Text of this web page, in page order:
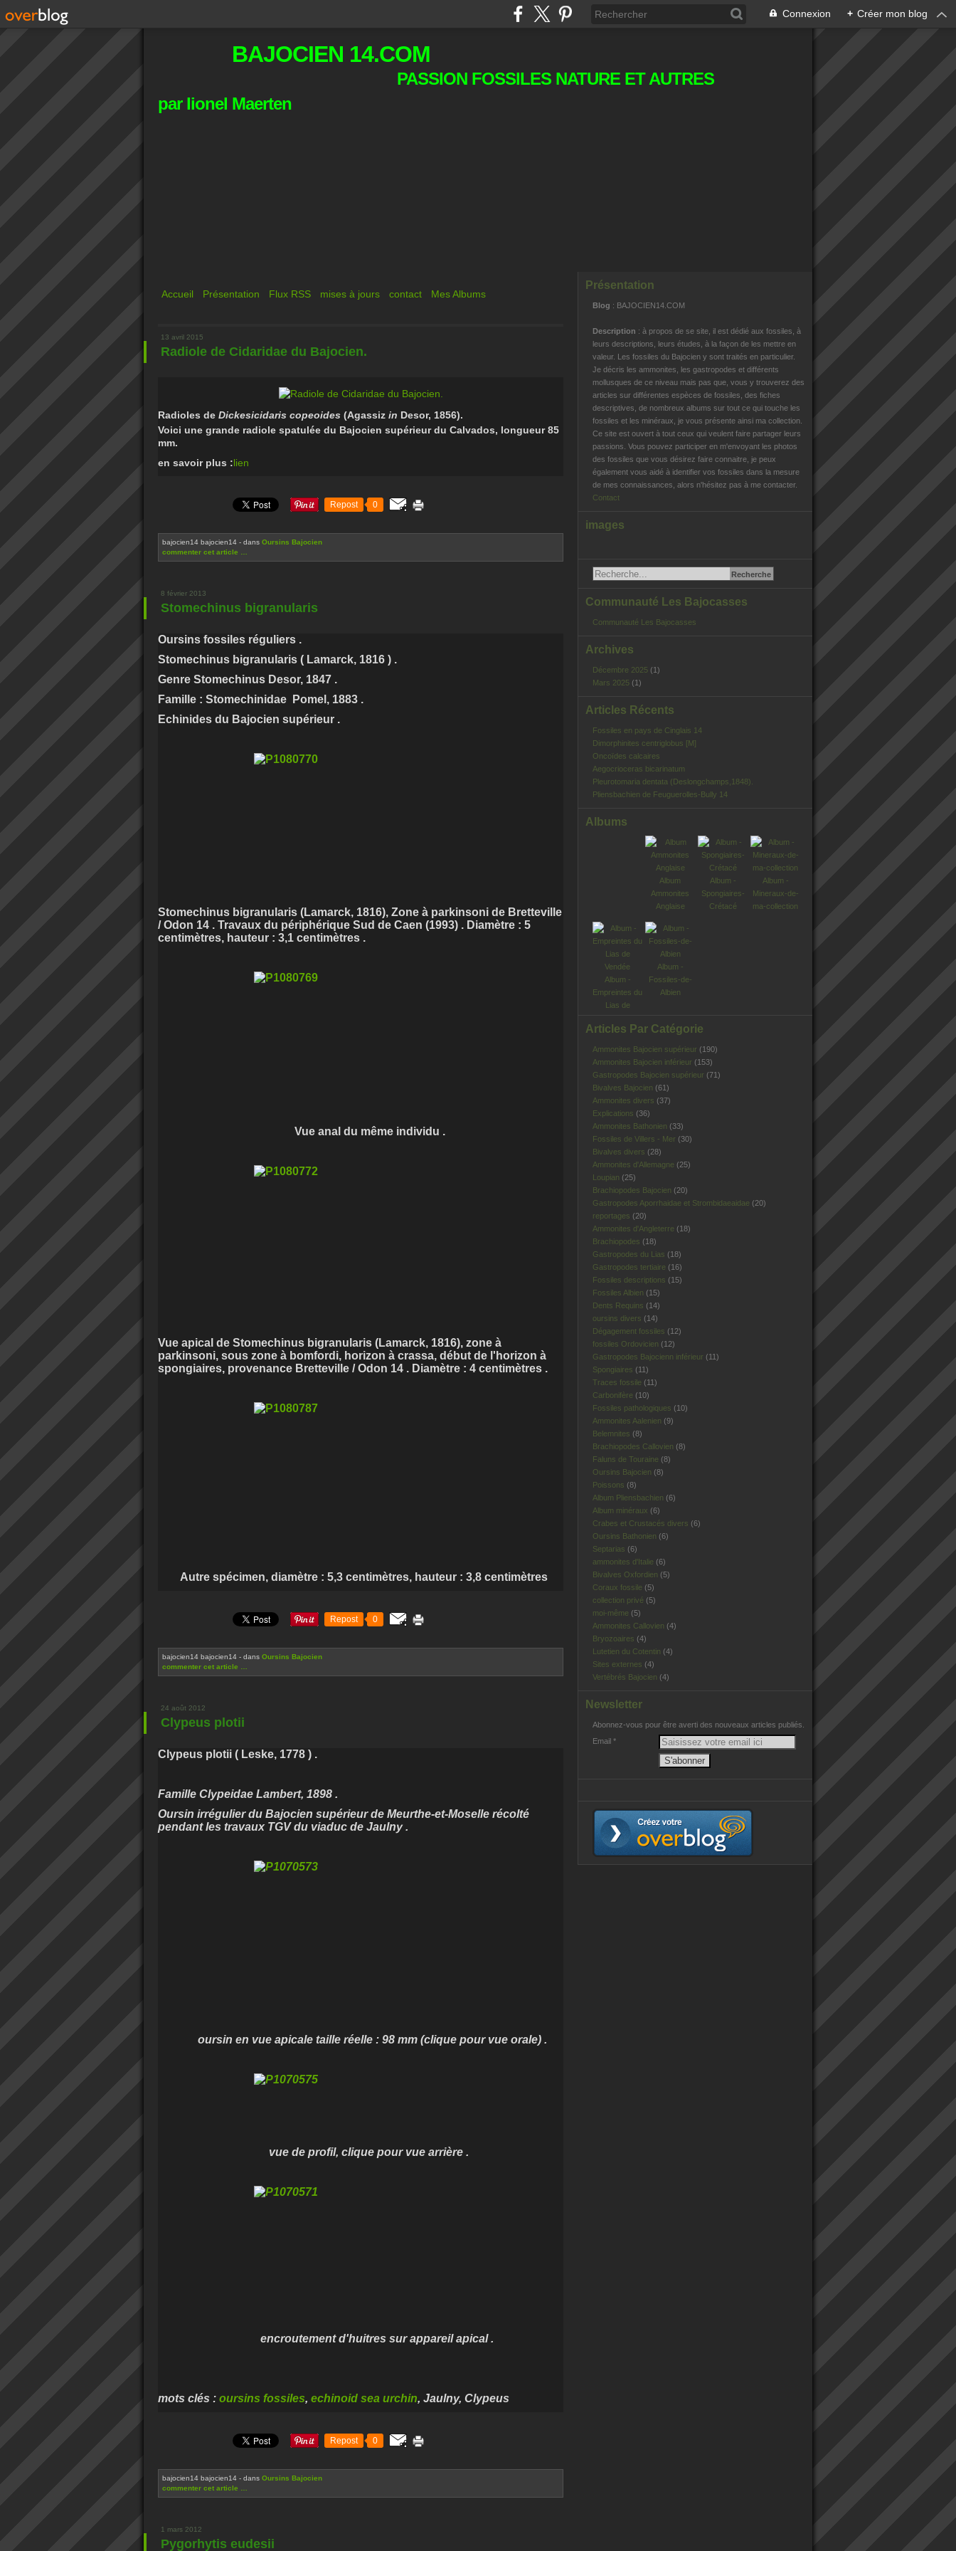
Connexion + Créer mon blog
BAJOCIEN 14.COM
PASSION FOSSILES NATURE ET AUTRES
par lionel Maerten
Accueil Présentation Flux RSS mises à jours contact Mes Albums
13 avril 2015
Radiole de Cidaridae du Bajocien.
Radioles de Dickesicidaris copeoides (Agassiz in Desor, 1856).
Voici une grande radiole spatulée du Bajocien supérieur du Calvados, longueur 85
mm.
en savoir plus :lien
Repost 0
bajocien14 bajocien14 - dans Oursins Bajocien
commenter cet article
8 février 2013
Stomechinus bigranularis
Oursins fossiles réguliers .
Stomechinus bigranularis ( Lamarck, 1816 ) .
Genre Stomechinus Desor, 1847 .
Famille : Stomechinidae Pomel, 1883 .
Echinides du Bajocien supérieur .
Stomechinus bigranularis (Lamarck, 1816), Zone à parkinsoni de Bretteville
/ Odon 14 . Travaux du périphérique Sud de Caen (1993) . Diamètre : 5
centimètres, hauteur : 3,1 centimètres .
Vue anal du même individu .
Vue apical de Stomechinus bigranularis (Lamarck, 1816), zone à
parkinsoni, sous zone à bomfordi, horizon à crassa, début de l'horizon à
spongiaires, provenance Bretteville / Odon 14 . Diamètre : 4 centimètres .
Autre spécimen, diamètre : 5,3 centimètres, hauteur : 3,8 centimètres
Repost 0
bajocien14 bajocien14 - dans Oursins Bajocien
commenter cet article
24 août 2012
Clypeus plotii
Clypeus plotii ( Leske, 1778 ) .
Famille Clypeidae Lambert, 1898 .
Oursin irrégulier du Bajocien supérieur de Meurthe-et-Moselle récolté
pendant les travaux TGV du viaduc de Jaulny .
oursin en vue apicale taille réelle : 98 mm (clique pour vue orale) .
vue de profil, clique pour vue arrière .
encroutement d'huitres sur appareil apical .
mots clés : oursins fossiles, echinoid sea urchin, Jaulny, Clypeus
Repost 0
bajocien14 bajocien14 - dans Oursins Bajocien
commenter cet article
1 mars 2012
Pygorhytis eudesii
Présentation
Blog : BAJOCIEN14.COM
Description : à propos de se site, il est dédié aux fossiles, à
leurs descriptions, leurs études, à la façon de les mettre en
valeur. Les fossiles du Bajocien y sont traités en particulier.
Je décris les ammonites, les gastropodes et différents
mollusques de ce niveau mais pas que, vous y trouverez des
articles sur différentes espèces de fossiles, des fiches
descriptives, de nombreux albums sur tout ce qui touche les
fossiles et les minéraux, je vous présente ainsi ma collection.
Ce site est ouvert à tout ceux qui veulent faire partager leurs
passions. Vous pouvez participer en m'envoyant les photos
des fossiles que vous désirez faire connaitre, je peux
également vous aidé à identifier vos fossiles dans la mesure
de mes connaissances, alors n'hésitez pas à me contacter.
Contact
images
Communauté Les Bajocasses
Communauté Les Bajocasses
Archives
Décembre 2025 (1)
Mars 2025 (1)
Articles Récents
Fossiles en pays de Cinglais 14
Dimorphinites centriglobus [M]
Oncoïdes calcaires
Aegocrioceras bicarinatum
Pleurotomaria dentata (Deslongchamps,1848).
Pliensbachien de Feuguerolles-Bully 14
Albums
Album
Ammonites
Anglaise
Album -
Spongiaires-
Crétacé
Album -
Mineraux-de-
ma-collection
Album -
Empreintes du
Lias de
Album -
Fossiles-de-
Albien
Articles Par Catégorie
Ammonites Bajocien supérieur (190)
Ammonites Bajocien inférieur (153)
Gastropodes Bajocien supérieur (71)
Bivalves Bajocien (61)
Ammonites divers (37)
Explications (36)
Ammonites Bathonien (33)
Fossiles de Villers - Mer (30)
Bivalves divers (28)
Ammonites d'Allemagne (25)
Loupian (25)
Brachiopodes Bajocien (20)
Gastropodes Aporrhaidae et Strombidaeaidae (20)
reportages (20)
Ammonites d'Angleterre (18)
Brachiopodes (18)
Gastropodes du Lias (18)
Gastropodes tertiaire (16)
Fossiles descriptions (15)
Fossiles Albien (15)
Dents Requins (14)
oursins divers (14)
Dégagement fossiles (12)
fossiles Ordovicien (12)
Gastropodes Bajocienn inférieur (11)
Spongiaires (11)
Traces fossile (11)
Carbonifère (10)
Fossiles pathologiques (10)
Ammonites Aalenien (9)
Belemnites (8)
Brachiopodes Callovien (8)
Faluns de Touraine (8)
Oursins Bajocien (8)
Poissons (8)
Album Pliensbachien (6)
Album minéraux (6)
Crabes et Crustacés divers (6)
Oursins Bathonien (6)
Septarias (6)
ammonites d'Italie (6)
Bivalves Oxfordien (5)
Coraux fossile (5)
collection privé (5)
moi-même (5)
Ammonites Callovien (4)
Bryozoaires (4)
Lutetien du Cotentin (4)
Sites externes (4)
Vertébrés Bajocien (4)
Newsletter
Abonnez-vous pour être averti des nouveaux articles publiés.
Email